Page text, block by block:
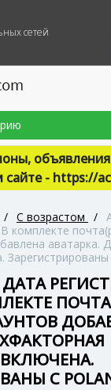
сетей
- https://
/ С возрастом /
комплекте
аватарка.
Зарегистрированы
С